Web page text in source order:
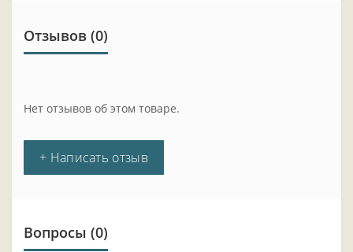
Отзывов (0)
Нет отзывов об этом товаре.
+ Написать отзыв
Вопросы (0)